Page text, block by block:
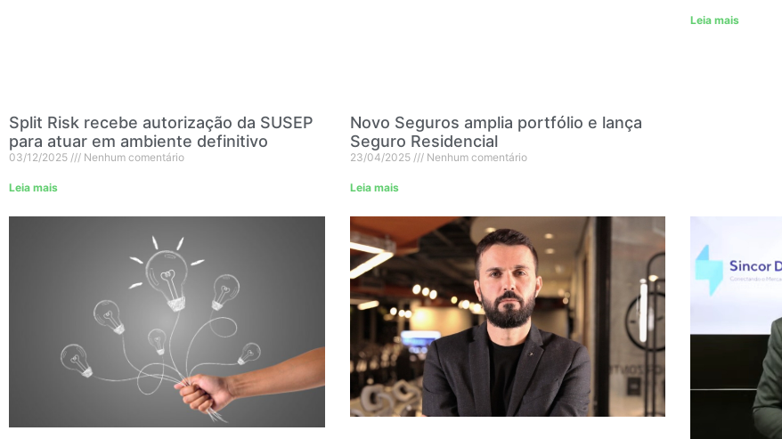
Split Risk recebe autorização da SUSEP
para atuar em ambiente definitivo
03/12/2025 Nenhum comentário
Leia mais
Novo Seguros amplia portfólio e lança
Seguro Residencial
23/04/2025 Nenhum comentário
Leia mais
Leia mais